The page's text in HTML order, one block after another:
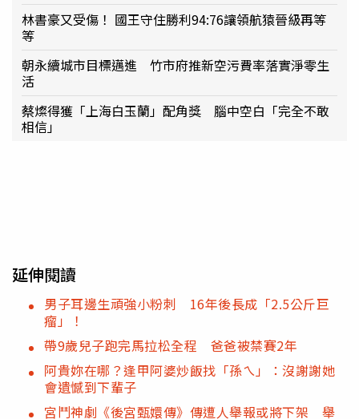
林書豪又受傷！ 國王守住勝利94:76讓領航猿晉級再等
等
朝永續城市目標邁進 竹市府推新空污費率落實淨零生
活
蔡燦得獲「上海白玉蘭」配角獎 腦中空白「完全不敢
相信」
延伸閱讀
男子耳邊生頑強小粉刺 16年後長成「2.5公斤巨
瘤」！
帶9歲兒子跑完馬拉松全程 爸爸被禁賽2年
阿貴妳在哪？逢甲阿婆炒飯找「孫ㄟ」：沒謝謝她
會遺憾到下輩子
宮鬥神劇《後宮甄嬛傳》傳遭人舉報或將下架 舉